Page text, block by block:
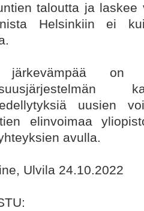
taloutta ja laskee
Helsinkiin ei
järkevämpää on
uusien
elinvoimaa
avulla.
Ulvila 24.10.2022